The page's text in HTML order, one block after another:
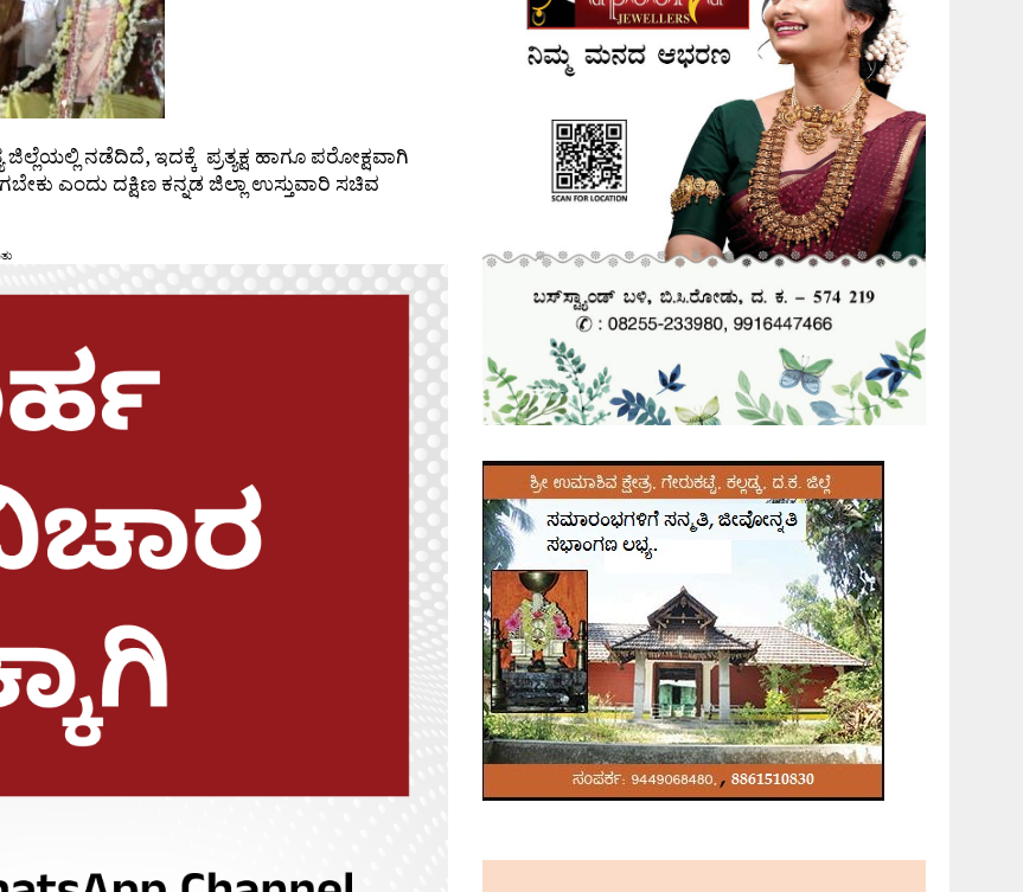
ನಡೆದಿದೆ, ಇದಕ್ಕೆ ಪ್ರತ್ಯಕ್ಷ ಹಾಗೂ ಪರೋಕ್ಷವಾಗಿ
ಎಂದು ದಕ್ಷಿಣ ಕನ್ನಡ ಜಿಲ್ಲಾ ಉಸ್ತುವಾರಿ ಸಚಿವ